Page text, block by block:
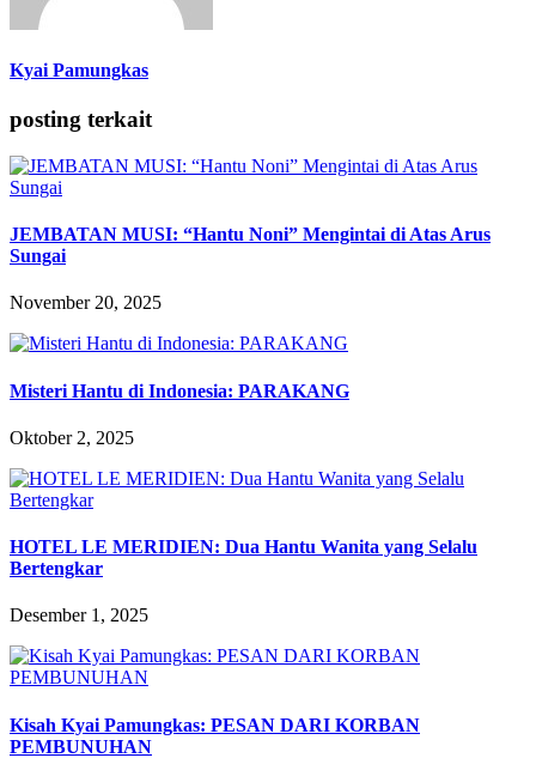
Kyai Pamungkas
posting terkait
JEMBATAN MUSI: “Hantu Noni” Mengintai di Atas Arus
Sungai
November 20, 2025
Misteri Hantu di Indonesia: PARAKANG
Oktober 2, 2025
HOTEL LE MERIDIEN: Dua Hantu Wanita yang Selalu
Bertengkar
Desember 1, 2025
Kisah Kyai Pamungkas: PESAN DARI KORBAN
PEMBUNUHAN